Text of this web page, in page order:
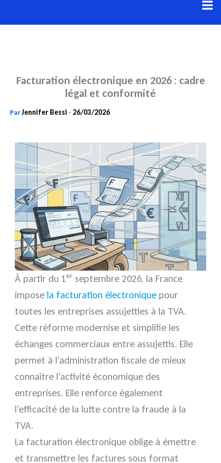
au
Facturation électronique en 2026 : cadre
légal et conformité
ParJennifer Bessi - 26/03/2026
À partir du 1er septembre 2026, la France
impose la facturation électronique pour
toutes les entreprises assujetties à la TVA.
Cette réforme modernise et simplifie les
échanges commerciaux entre assujettis. Elle
permet à l’administration fiscale de mieux
connaître l’activité économique des
entreprises. Elle renforce également
l’efficacité de la lutte contre la fraude à la
TVA.
La facturation électronique oblige à émettre
et transmettre les factures sous format